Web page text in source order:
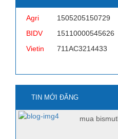
Agri
1505205150729
BIDV
15110000545626
Vietin
711AC3214433
TIN MỚI ĐĂNG
mua